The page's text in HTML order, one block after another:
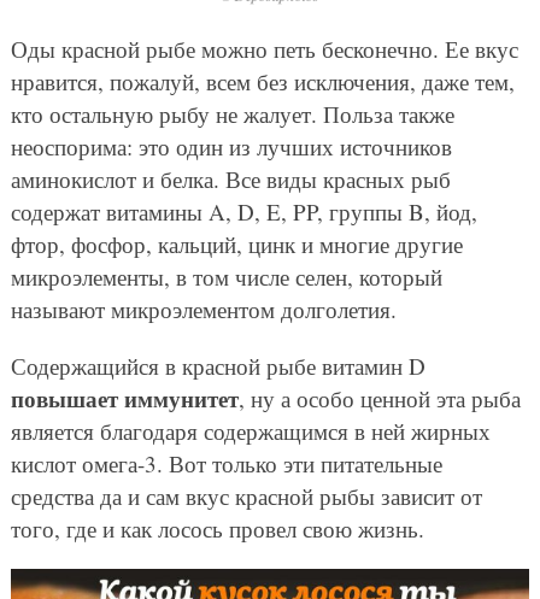
Оды красной рыбе можно петь бесконечно. Ее вкус
нравится, пожалуй, всем без исключения, даже тем,
кто остальную рыбу не жалует. Польза также
неоспорима: это один из лучших источников
аминокислот и белка. Все виды красных рыб
содержат витамины A, D, E, PP, группы B, йод,
фтор, фосфор, кальций, цинк и многие другие
микроэлементы, в том числе селен, который
называют микроэлементом долголетия.
Содержащийся в красной рыбе витамин D
повышает иммунитет, ну а особо ценной эта рыба
является благодаря содержащимся в ней жирных
кислот омега-3. Вот только эти питательные
средства да и сам вкус красной рыбы зависит от
того, где и как лосось провел свою жизнь.